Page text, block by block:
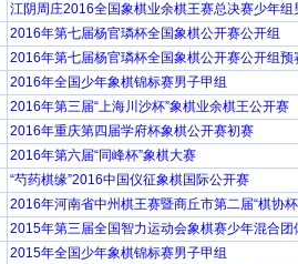
江阴周庄2016全国象棋业余棋王赛总决赛少年组
2016年第七届杨官璘杯全国象棋公开赛公开组
2016年第七届杨官璘杯全国象棋公开赛公开组预
2016年全国少年象棋锦标赛男子甲组
2016年第三届“上海川沙杯”象棋业余棋王公开赛
2016年重庆第四届学府杯象棋公开赛初赛
2016年第六届“同峰杯”象棋大赛
“芍药棋缘”2016中国仪征象棋国际公开赛
2016年河南省中州棋王赛暨商丘市第二届“棋协
2015年第三届全国智力运动会象棋赛少年混合团
2015年全国少年象棋锦标赛男子甲组